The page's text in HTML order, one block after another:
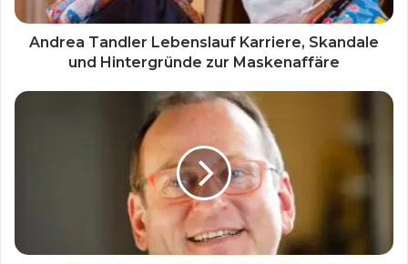
Andrea Tandler Lebenslauf Karriere, Skandale
und Hintergründe zur Maskenaffäre